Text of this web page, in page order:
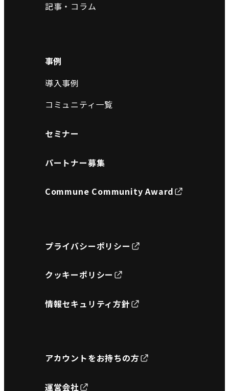
記事・コラム
事例
導入事例
コミュニティ一覧
セミナー
パートナー募集
Commune Community Award
プライバシーポリシー
クッキーポリシー
情報セキュリティ方針
アカウントをお持ちの方
運営会社